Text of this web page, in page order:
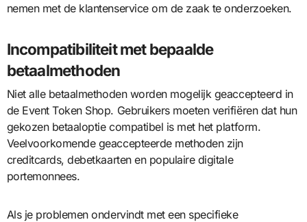
nemen met de klantenservice om de zaak te onderzoeken.
Incompatibiliteit met bepaalde
betaalmethoden
Niet alle betaalmethoden worden mogelijk geaccepteerd in
de Event Token Shop. Gebruikers moeten verifiëren dat hun
gekozen betaaloptie compatibel is met het platform.
Veelvoorkomende geaccepteerde methoden zijn
creditcards, debetkaarten en populaire digitale
portemonnees.
Als je problemen ondervindt met een specifieke